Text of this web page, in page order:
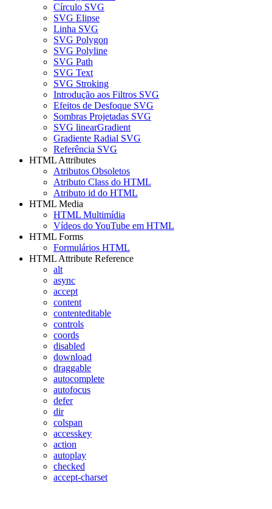
Círculo SVG
SVG Elipse
Linha SVG
SVG Polygon
SVG Polyline
SVG Path
SVG Text
SVG Stroking
Introdução aos Filtros SVG
Efeitos de Desfoque SVG
Sombras Projetadas SVG
SVG linearGradient
Gradiente Radial SVG
Referência SVG
HTML Attributes
Atributos Obsoletos
Atributo Class do HTML
Atributo id do HTML
HTML Media
HTML Multimídia
Vídeos do YouTube em HTML
HTML Forms
Formulários HTML
HTML Attribute Reference
alt
async
accept
content
contenteditable
controls
coords
disabled
download
draggable
autocomplete
autofocus
defer
dir
colspan
accesskey
action
autoplay
checked
accept-charset